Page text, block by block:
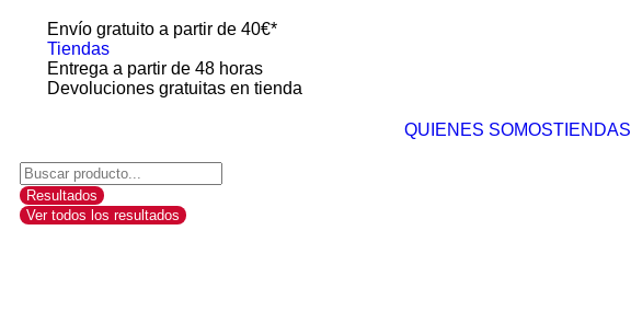
Envío gratuito a partir de 40€*
Tiendas
Entrega a partir de 48 horas
Devoluciones gratuitas en tienda
QUIENES SOMOSTIENDAS
Resultados
Ver todos los resultados